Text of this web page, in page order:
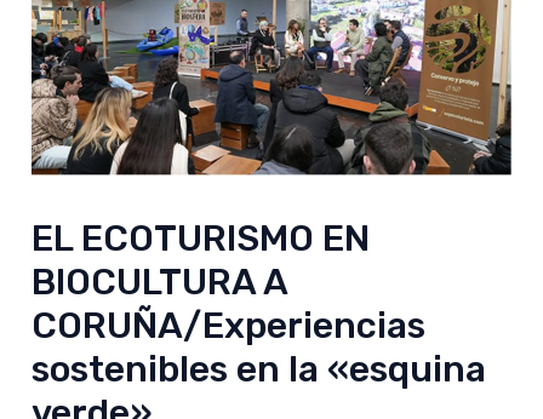
EL ECOTURISMO EN
BIOCULTURA A
CORUÑA/Experiencias
sostenibles en la «esquina